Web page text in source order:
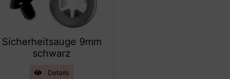
Sicherheitsauge 9mm
schwarz
Details